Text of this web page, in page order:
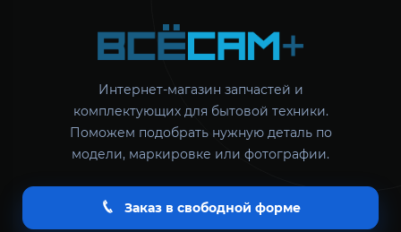
Интернет-магазин запчастей и
комплектующих для бытовой техники.
Поможем подобрать нужную деталь по
модели, маркировке или фотографии.
Заказ в свободной форме